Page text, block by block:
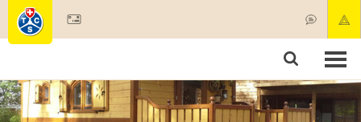
Societariato & prestazioni
Test, sicurezza & salute